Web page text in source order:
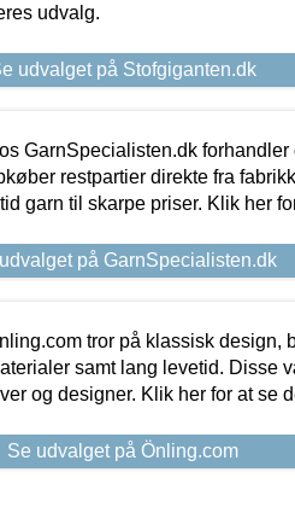
udvalg.
udvalget på Stofgiganten.dk
GarnSpecialisten.dk
restpartier direkte fra
garn til skarpe priser. Klik her
på GarnSpecialisten.dk
tror på klassisk design,
samt lang levetid. Disse
og designer. Klik her for at se
Se udvalget på Önling.com